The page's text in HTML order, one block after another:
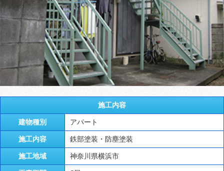
施工内容
建物種別 アパート
施工内容 鉄部塗装・防塵塗装
施工地域 神奈川県横浜市